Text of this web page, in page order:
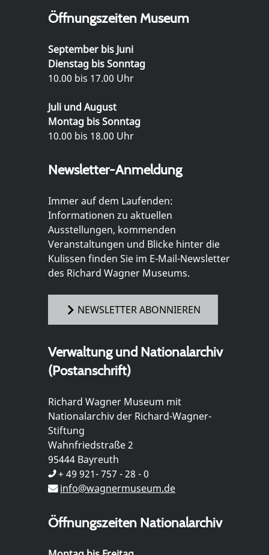
Öffnungszeiten Museum
September bis Juni
Dienstag bis Sonntag
10.00 bis 17.00 Uhr
Juli und August
Montag bis Sonntag
10.00 bis 18.00 Uhr
Newsletter-Anmeldung
Immer auf dem Laufenden:
Informationen zu aktuellen
Ausstellungen, kommenden
Veranstaltungen und Blicke hinter die
Kulissen finden Sie im E-Mail-Newsletter
des Richard Wagner Museums.
NEWSLETTER ABONNIEREN
Verwaltung und Nationalarchiv
(Postanschrift)
Richard Wagner Museum mit
Nationalarchiv der Richard-Wagner-
Stiftung
Wahnfriedstraße 2
95444 Bayreuth
+ 49 921- 757 - 28 - 0
info@wagnermuseum.de
Öffnungszeiten Nationalarchiv